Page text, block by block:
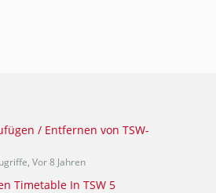
/ Entfernen von TSW-
Vor 8 Jahren
Timetable In TSW 5